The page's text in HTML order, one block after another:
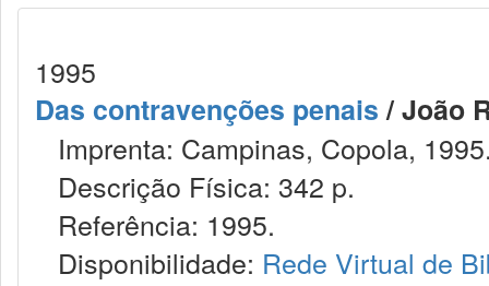
1995
Das contravenções penais/ João
Imprenta: Campinas, Copola,
Descrição Física: 342 p.
Referência: 1995.
Disponibilidade: Rede Virtual de